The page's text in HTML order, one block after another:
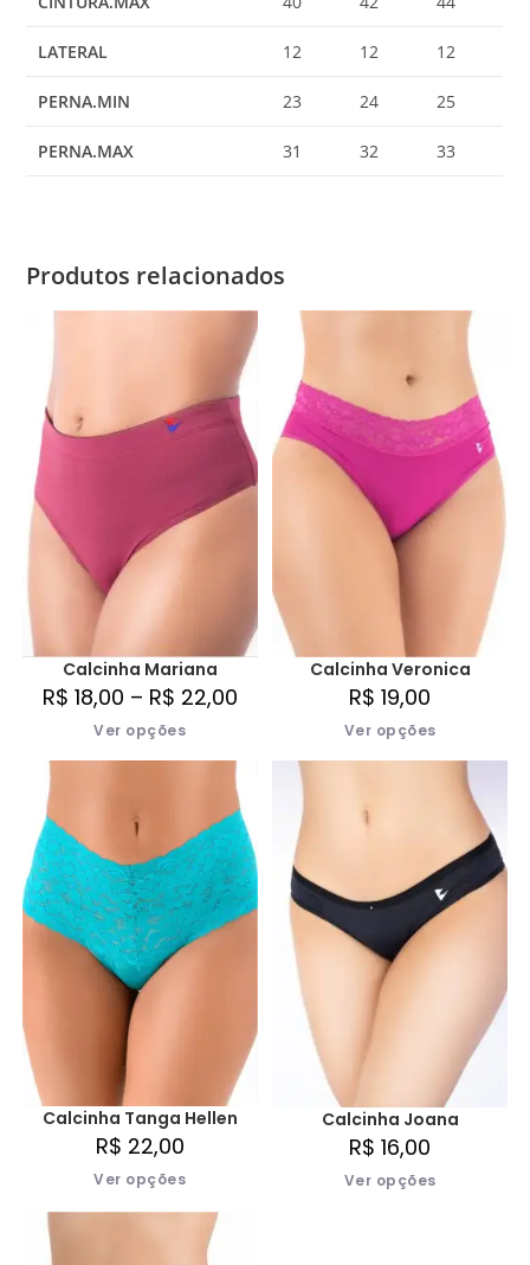
LATERAL 12 12 12
PERNA.MIN 23 24 25
PERNA.MAX 31 32 33
Produtos relacionados
Calcinha Mariana
R$ 18,00 – R$ 22,00
Ver opções
Calcinha Veronica
R$ 19,00
Ver opções
Calcinha Tanga Hellen
R$ 22,00
Ver opções
Calcinha Joana
R$ 16,00
Ver opções